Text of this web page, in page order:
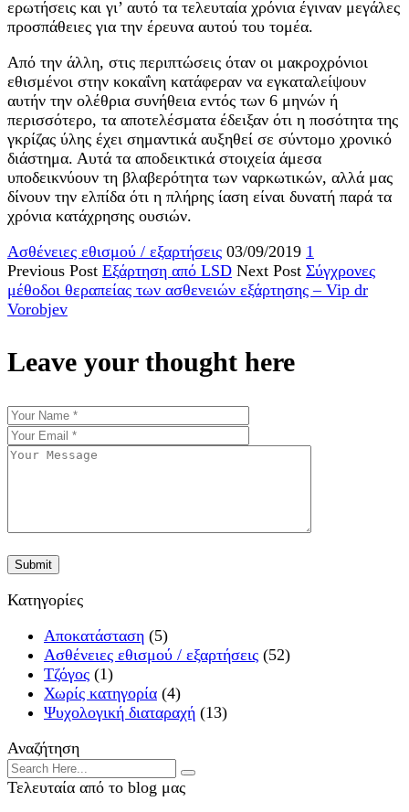
ερωτήσεις και γι’ αυτό τα τελευταία χρόνια έγιναν μεγάλες
προσπάθειες για την έρευνα αυτού του τομέα.
Από την άλλη, στις περιπτώσεις όταν οι μακροχρόνιοι
εθισμένοι στην κοκαΐνη κατάφεραν να εγκαταλείψουν
αυτήν την ολέθρια συνήθεια εντός των 6 μηνών ή
περισσότερο, τα αποτελέσματα έδειξαν ότι η ποσότητα της
γκρίζας ύλης έχει σημαντικά αυξηθεί σε σύντομο χρονικό
διάστημα. Αυτά τα αποδεικτικά στοιχεία άμεσα
υποδεικνύουν τη βλαβερότητα των ναρκωτικών, αλλά μας
δίνουν την ελπίδα ότι η πλήρης ίαση είναι δυνατή παρά τα
χρόνια κατάχρησης ουσιών.
Ασθένειες εθισμού / εξαρτήσεις 03/09/2019 1
Previous Post Εξάρτηση από LSD Next Post Σύγχρονες
μέθοδοι θεραπείας των ασθενειών εξάρτησης – Vip dr
Vorobjev
Leave your thought here
Κατηγορίες
Αποκατάσταση (5)
Ασθένειες εθισμού / εξαρτήσεις (52)
Τζόγος (1)
Χωρίς κατηγορία (4)
Ψυχολογική διαταραχή (13)
Αναζήτηση
Τελευταία από το blog μας